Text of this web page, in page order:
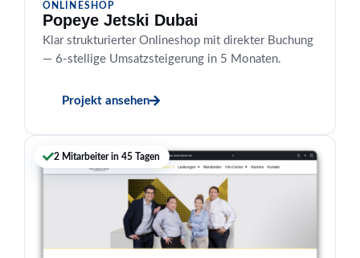
ONLINESHOP
Popeye Jetski Dubai
Klar strukturierter Onlineshop mit direkter Buchung
— 6-stellige Umsatzsteigerung in 5 Monaten.
Projekt ansehen
2 Mitarbeiter in 45 Tagen